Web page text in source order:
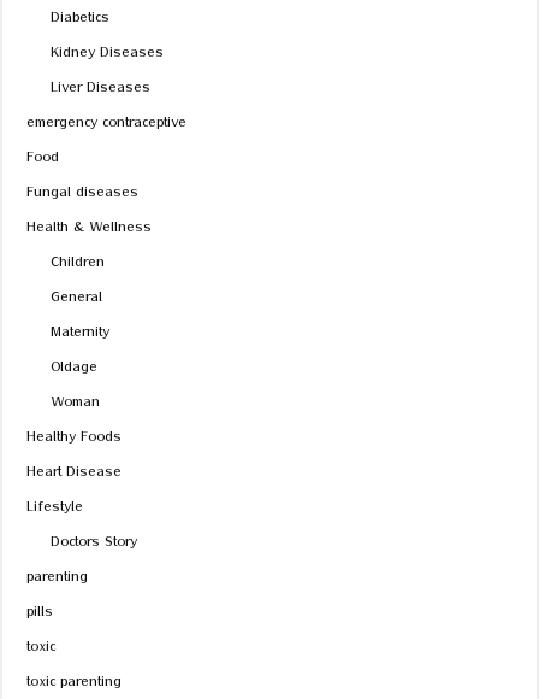
Diabetics
Kidney Diseases
Liver Diseases
emergency contraceptive
Food
Fungal diseases
Health & Wellness
Children
General
Maternity
Oldage
Woman
Healthy Foods
Heart Disease
Lifestyle
Doctors Story
parenting
pills
toxic
toxic parenting